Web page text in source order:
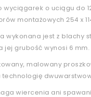
wyciągarek o uciągu do
montażowych 254 x
wykonana jest z blachy
jej grubość wynosi 6 mm.
malowany
technologię
wiercenia ani